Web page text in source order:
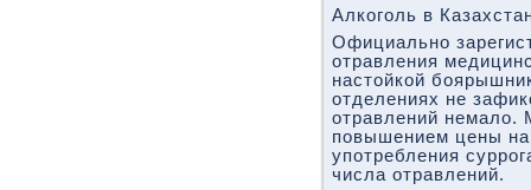
Алкоголь в
Официально
отравления
настойкой
отделениях не
отравлений немало.
повышением цены
употребления
числа отравлений.